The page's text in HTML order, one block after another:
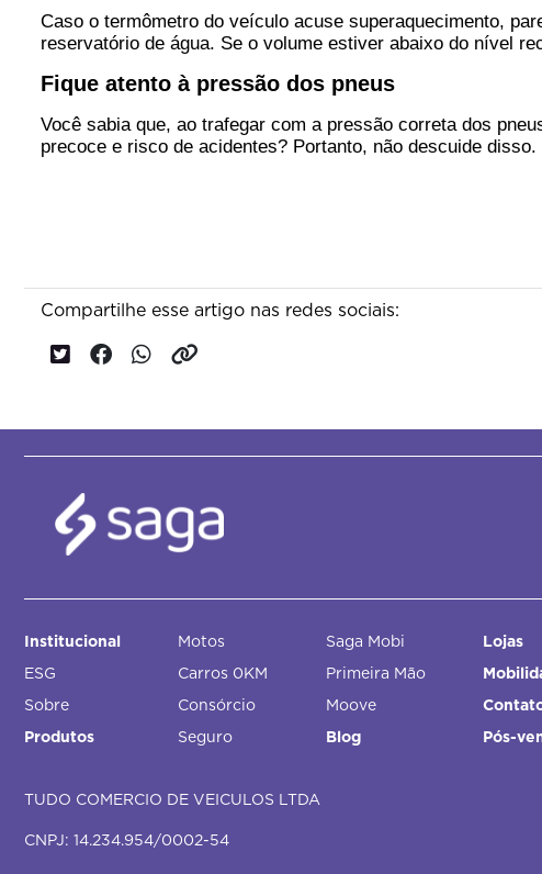
Caso o termômetro do veículo acuse superaquecimento,
reservatório de água. Se o volume estiver abaixo do nível
Fique atento à pressão dos pneus
Você sabia que, ao trafegar com a pressão correta dos
precoce e risco de acidentes? Portanto, não descuide
Compartilhe esse artigo nas redes sociais:
Institucional
ESG
Sobre
Produtos
Motos
Carros 0KM
Consórcio
Seguro
Saga Mobi
Primeira Mão
Moove
Blog
Lojas
Pós-
TUDO COMERCIO DE VEICULOS LTDA
CNPJ: 14.234.954/0002-54